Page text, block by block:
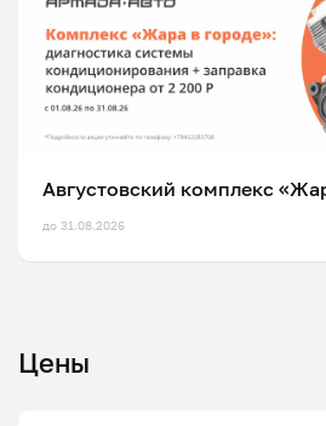
Августовский комплекс
до 31.08.2026
Цены